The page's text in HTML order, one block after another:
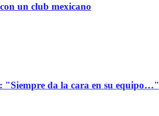
un club mexicano
"Siempre da la cara en su equipo…"